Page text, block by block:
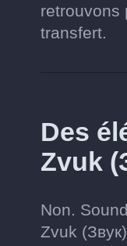
retrouvons
transfert.
Des
Zvuk
Non.
Zvuk